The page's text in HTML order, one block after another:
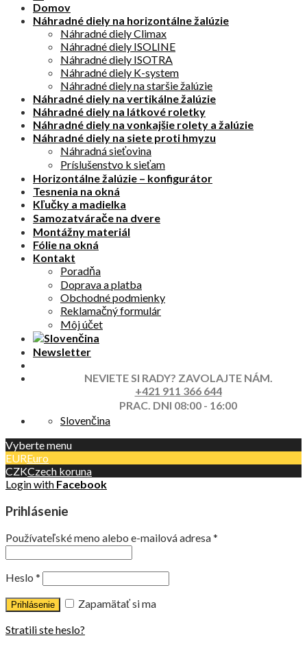
Domov
Náhradné diely na horizontálne žalúzie
Náhradné diely Climax
Náhradné diely ISOLINE
Náhradné diely ISOTRA
Náhradné diely K-system
Náhradné diely na staršie žalúzie
Náhradné diely na vertikálne žalúzie
Náhradné diely na látkové roletky
Náhradné diely na vonkajšie rolety a žalúzie
Náhradné diely na siete proti hmyzu
Náhradná sieťovina
Príslušenstvo k sieťam
Horizontálne žalúzie – konfigurátor
Tesnenia na okná
Kľučky a madielka
Samozatvárače na dvere
Montážny materiál
Fólie na okná
Kontakt
Poradňa
Doprava a platba
Obchodné podmienky
Reklamačný formulár
Môj účet
Newsletter
NEVIETE SI RADY? ZAVOLAJTE NÁM.
+421 911 366 644
PRAC. DNI 08:00 - 16:00
Slovenčina
Vyberte menu
EUREuro
CZKCzech koruna
Login with Facebook
Prihlásenie
Používateľské meno alebo e-mailová adresa*
Heslo *
Zapamätať si ma
Stratili ste heslo?